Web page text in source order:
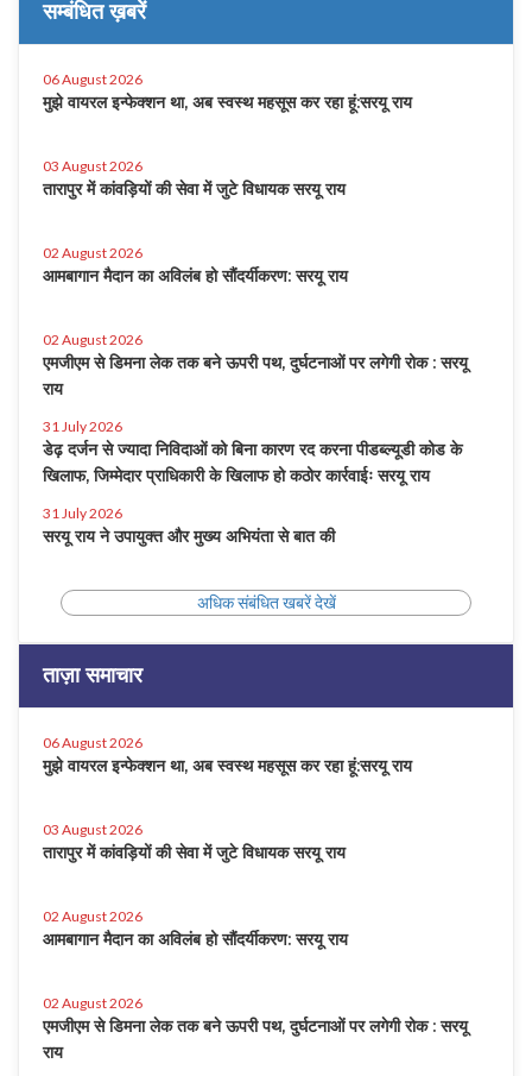
सम्बंधित ख़बरें
06 August 2026
मुझे वायरल इन्फेक्शन था, अब स्वस्थ महसूस कर रहा हूं:सरयू राय
03 August 2026
तारापुर में कांवड़ियों की सेवा में जुटे विधायक सरयू राय
02 August 2026
आमबागान मैदान का अविलंब हो सौंदर्यीकरण: सरयू राय
02 August 2026
एमजीएम से डिमना लेक तक बने ऊपरी पथ, दुर्घटनाओं पर लगेगी रोक : सरयू
राय
31 July 2026
डेढ़ दर्जन से ज्यादा निविदाओं को बिना कारण रद करना पीडब्ल्यूडी कोड के
खिलाफ, जिम्मेदार प्राधिकारी के खिलाफ हो कठोर कार्रवाईः सरयू राय
31 July 2026
सरयू राय ने उपायुक्त और मुख्य अभियंता से बात की
अधिक संबंधित खबरें देखें
ताज़ा समाचार
06 August 2026
मुझे वायरल इन्फेक्शन था, अब स्वस्थ महसूस कर रहा हूं:सरयू राय
03 August 2026
तारापुर में कांवड़ियों की सेवा में जुटे विधायक सरयू राय
02 August 2026
आमबागान मैदान का अविलंब हो सौंदर्यीकरण: सरयू राय
02 August 2026
एमजीएम से डिमना लेक तक बने ऊपरी पथ, दुर्घटनाओं पर लगेगी रोक : सरयू
राय